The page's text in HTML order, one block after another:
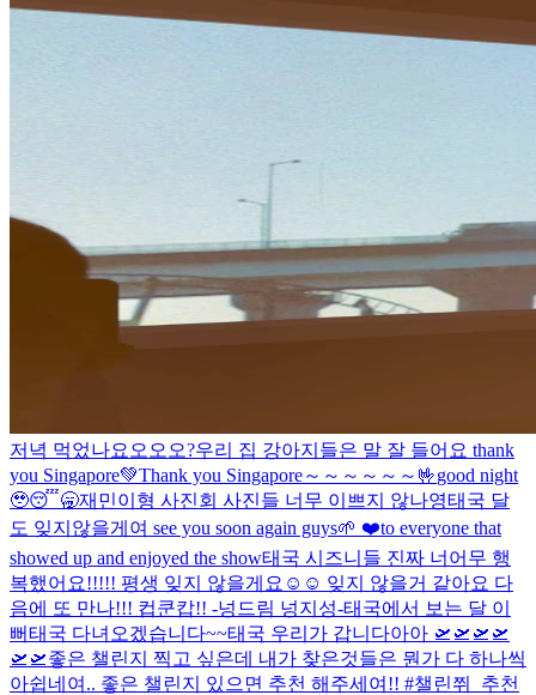
저녁 먹었나요오오오?우리 집 강아지들은 말 잘 들어요 thank
you Singapore💚Thank you Singapore～～～～～～🤟good night
🥹😴🥱재민이형 사진회 사진들 너무 이쁘지 않나영태국 달
도 잊지않을게여 see you soon again guys🌱 ❤️to everyone that
showed up and enjoyed the show태국 시즈니들 진짜 너어무 행
복했어요!!!!! 평생 잊지 않을게요☺️☺️ 잊지 않을거 같아요 다
음에 또 만나!!! 컵쿤캅!! -넝드림 넝지성-태국에서 보는 달 이
뻐태국 다녀오겠습니다~~태국 우리가 갑니다아아 🛫🛫🛫🛫
🛫🛫좋은 챌린지 찍고 싶은데 내가 찾은것들은 뭔가 다 하나씩
아쉽네여.. 좋은 챌린지 있으면 추천 해주세여!! #챌린쮜_추천